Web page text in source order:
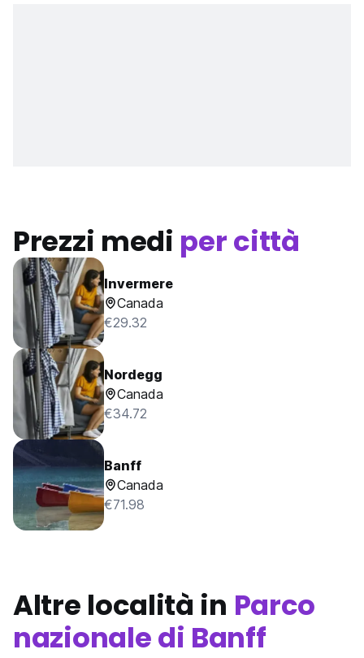
Prezzi medi per città
Invermere
Canada
€29.32
Nordegg
Canada
€34.72
Banff
Canada
€71.98
Altre località in Parco
nazionale di Banff